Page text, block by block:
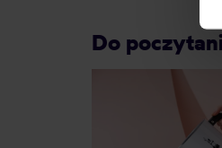
Do